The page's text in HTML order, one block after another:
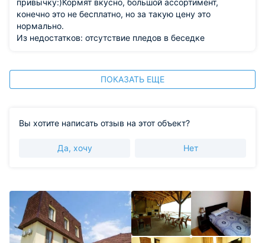
привычку:)Кормят вкусно, большой ассортимент,
конечно это не бесплатно, но за такую цену это
нормально.
Из недостатков: отсутствие пледов в беседке
ПОКАЗАТЬ ЕЩЕ
Вы хотите написать отзыв на этот объект?
Да, хочу Нет